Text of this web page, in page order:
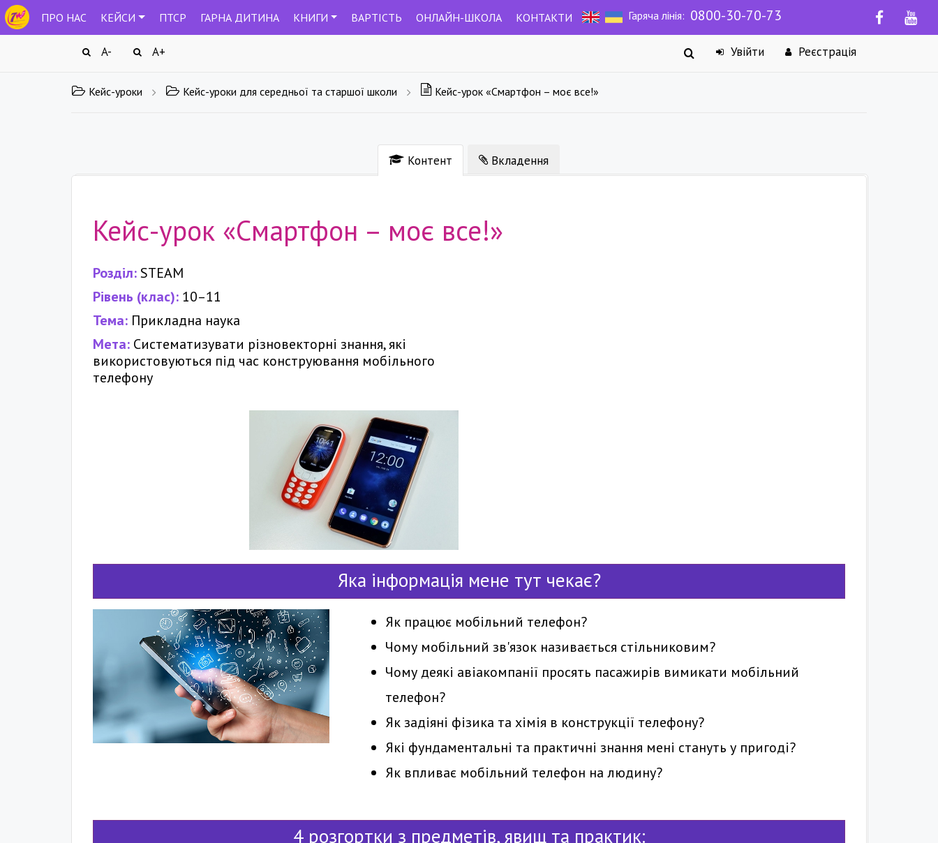
ПРО НАС КЕЙСИ ПТСР ГАРНА ДИТИНА КНИГИ ВАРТIСТЬ ОНЛАЙН-ШКОЛА КОНТАКТИ Гаряча лінія: 0800-30-70-73
A- A+ Увійти Реєстрація
Кейс-уроки Кейс-уроки для середньої та старшої школи Кейс-урок «Смартфон – моє все!»
Контент Вкладення
Кейс-урок «Смартфон – моє все!»
Розділ:STEAM
Рівень (клас): 10–11
Тема: Прикладна наука
Мета: Систематизувати різновекторні знання, які
використовуються під час конструювання мобільного
телефону
Яка інформація мене тут чекає?
Як працює мобільний телефон?
Чому мобільний зв'язок називається стільниковим?
Чому деякі авіакомпанії просять пасажирів вимикати мобільний
телефон?
Як задіяні фізика та хімія в конструкції телефону?
Які фундаментальні та практичні знання мені стануть у пригоді?
Як впливає мобільний телефон на людину?
4 розгортки з предметів, явищ та практик: